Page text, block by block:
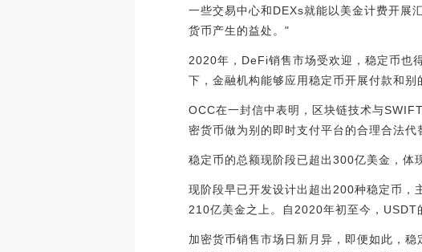
一些交易中心和DEXs就能以美金计费开展
货币产生的益处。"
2020年，DeFi销售市场受欢迎，稳定币也
下，金融机构能够应用稳定币开展付款和别
OCC在一封信中表明，区块链技术与
密货币做为别的即时支付平台的合理合法代
稳定币的总额现阶段已超出300亿美金，体
现阶段早已开发设计出超出200种稳定币
210亿美金之上。自2020年初至今，USDT
加密货币销售市场日新月异，即便如此，